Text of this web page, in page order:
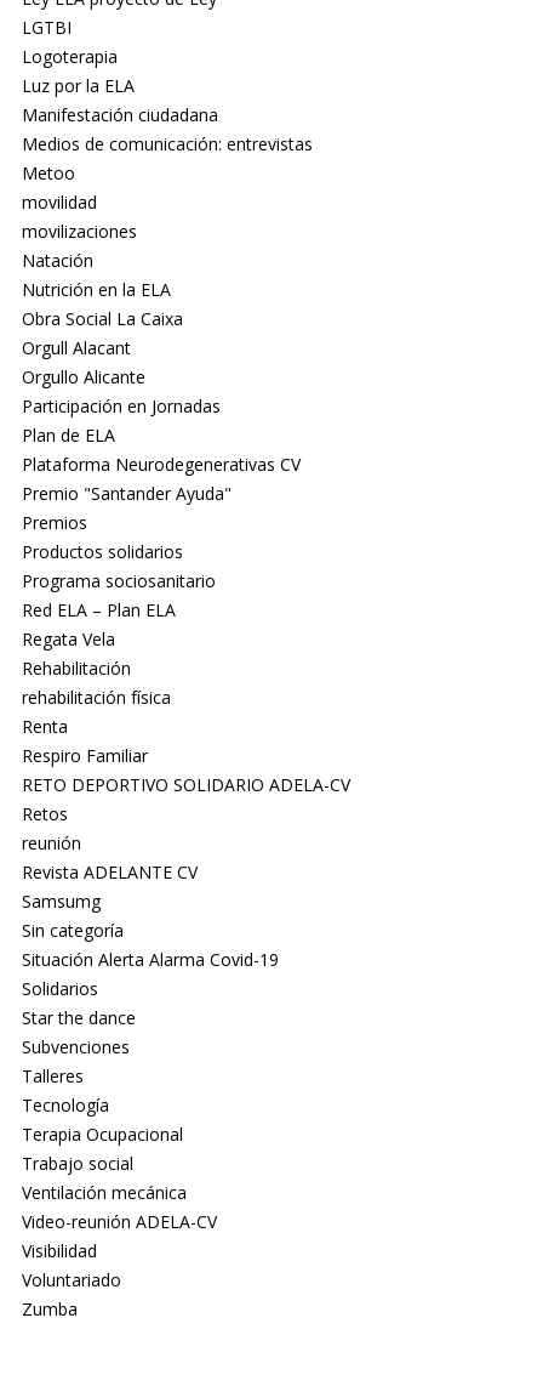
LGTBI
Logoterapia
Luz por la ELA
Manifestación ciudadana
Medios de comunicación: entrevistas
Metoo
movilidad
movilizaciones
Natación
Nutrición en la ELA
Obra Social La Caixa
Orgull Alacant
Orgullo Alicante
Participación en Jornadas
Plan de ELA
Plataforma Neurodegenerativas CV
Premio "Santander Ayuda"
Premios
Productos solidarios
Programa sociosanitario
Red ELA – Plan ELA
Regata Vela
Rehabilitación
rehabilitación física
Renta
Respiro Familiar
RETO DEPORTIVO SOLIDARIO ADELA-CV
Retos
reunión
Revista ADELANTE CV
Samsumg
Sin categoría
Situación Alerta Alarma Covid-19
Solidarios
Star the dance
Subvenciones
Talleres
Tecnología
Terapia Ocupacional
Trabajo social
Ventilación mecánica
Video-reunión ADELA-CV
Visibilidad
Voluntariado
Zumba